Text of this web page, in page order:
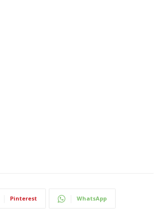
Pinterest WhatsApp